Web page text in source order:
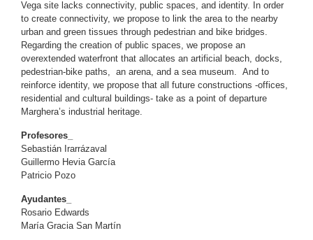
Vega site lacks connectivity, public spaces, and identity. In order
to create connectivity, we propose to link the area to the nearby
urban and green tissues through pedestrian and bike bridges.
Regarding the creation of public spaces, we propose an
overextended waterfront that allocates an artificial beach, docks,
pedestrian-bike paths, an arena, and a sea museum. And to
reinforce identity, we propose that all future constructions -offices,
residential and cultural buildings- take as a point of departure
Marghera’s industrial heritage.
Profesores_
Sebastián Irarrázaval
Guillermo Hevia García
Patricio Pozo
Ayudantes_
Rosario Edwards
María Gracia San Martín